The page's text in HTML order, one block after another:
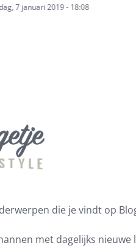
7 januari 2019 - 11:43
die je vindt op
met dagelijks